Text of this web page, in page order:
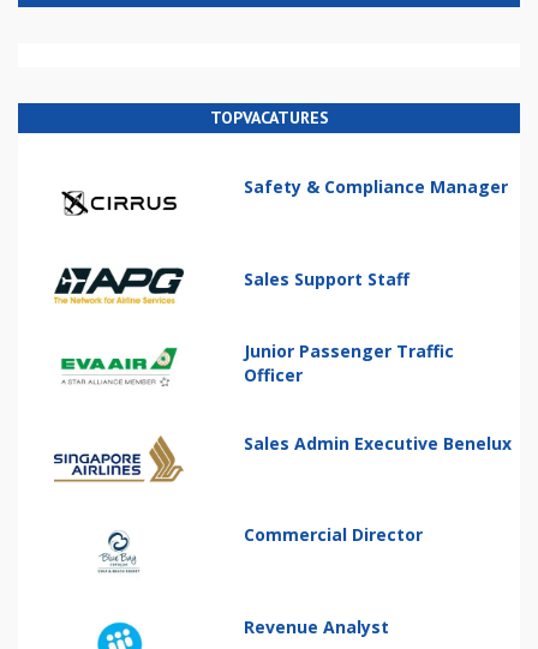
TOPVACATURES
Safety & Compliance Manager
Sales Support Staff
Junior Passenger Traffic
Officer
Sales Admin Executive Benelux
Commercial Director
Revenue Analyst